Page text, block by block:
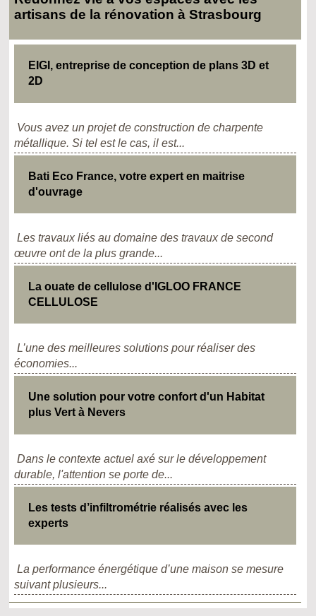
artisans de la rénovation à Strasbourg
EIGI, entreprise de conception de plans 3D et
2D
Vous avez un projet de construction de charpente
métallique. Si tel est le cas, il est...
Bati Eco France, votre expert en maitrise
d'ouvrage
Les travaux liés au domaine des travaux de second
œuvre ont de la plus grande...
La ouate de cellulose d'IGLOO FRANCE
CELLULOSE
L’une des meilleures solutions pour réaliser des
économies...
Une solution pour votre confort d'un Habitat
plus Vert à Nevers
Dans le contexte actuel axé sur le développement
durable, l'attention se porte de...
Les tests d’infiltrométrie réalisés avec les
experts
La performance énergétique d’une maison se mesure
suivant plusieurs...